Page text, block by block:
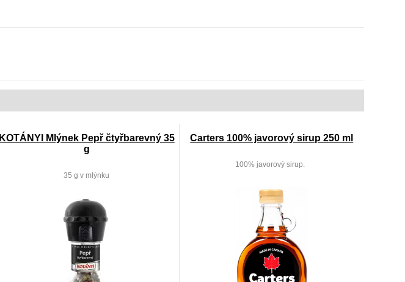
KOTÁNYI Mlýnek Pepř čtyřbarevný 35
g
35 g v mlýnku
Carters 100% javorový sirup 250 ml
100% javorový sirup.